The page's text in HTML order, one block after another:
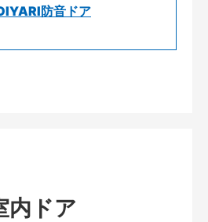
防音ドア
内ドア